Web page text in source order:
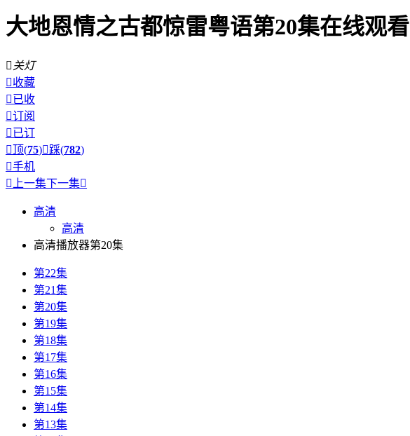
大地恩情之古都惊雷粤语第20集在线观看
 关灯
收藏
已收
订阅
已订
顶(75)踩(782)
手机
 上一集下一集
高清
高清
高清播放器第20集
第22集
第21集
第20集
第19集
第18集
第17集
第16集
第15集
第14集
第13集